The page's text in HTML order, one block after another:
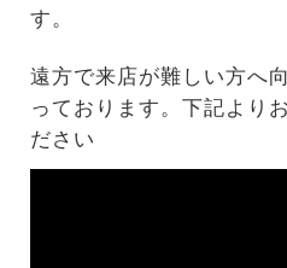
す。
遠方で来店が難しい方へ
っております。下記より
ださい